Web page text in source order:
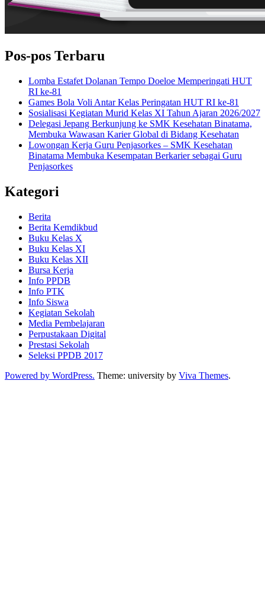
Pos-pos Terbaru
Lomba Estafet Dolanan Tempo Doeloe Memperingati HUT
RI ke-81
Games Bola Voli Antar Kelas Peringatan HUT RI ke-81
Sosialisasi Kegiatan Murid Kelas XI Tahun Ajaran 2026/2027
Delegasi Jepang Berkunjung ke SMK Kesehatan Binatama,
Membuka Wawasan Karier Global di Bidang Kesehatan
Lowongan Kerja Guru Penjasorkes – SMK Kesehatan
Binatama Membuka Kesempatan Berkarier sebagai Guru
Penjasorkes
Kategori
Berita
Berita Kemdikbud
Buku Kelas X
Buku Kelas XI
Buku Kelas XII
Bursa Kerja
Info PPDB
Info PTK
Info Siswa
Kegiatan Sekolah
Media Pembelajaran
Perpustakaan Digital
Prestasi Sekolah
Seleksi PPDB 2017
Powered by WordPress. Theme: university by Viva Themes.